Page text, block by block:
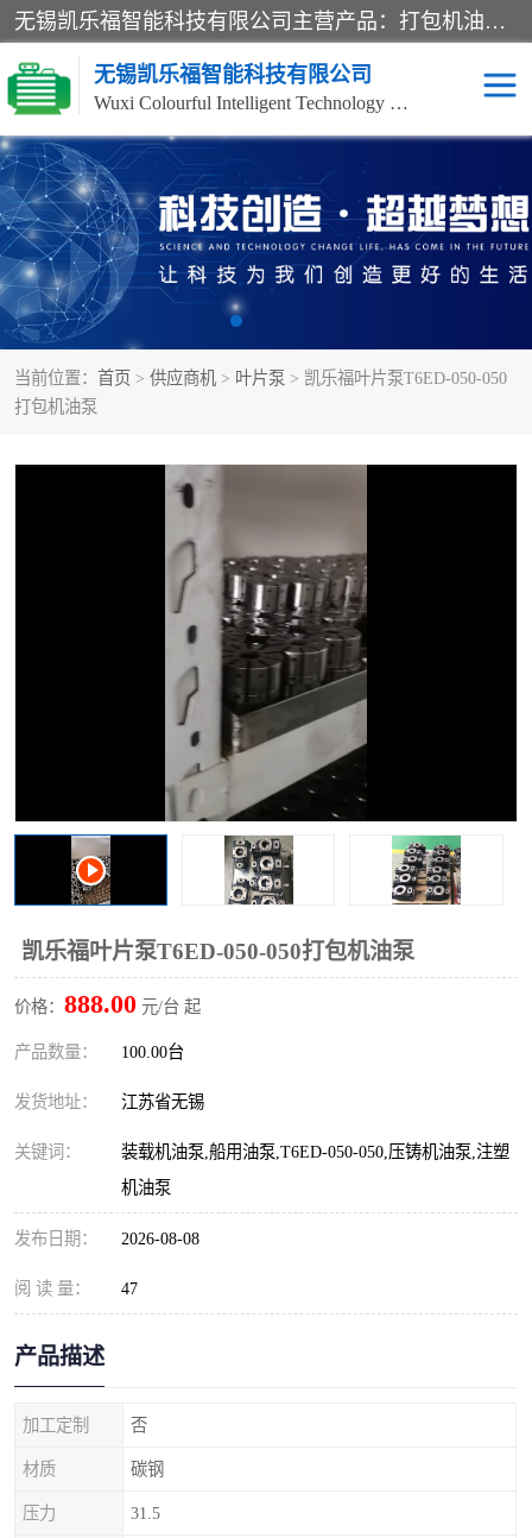
无锡凯乐福智能科技有限公司主营产品：打包机油泵、风冷式油冷却器、液压阀、液压泵、冷却器、过滤器及气动元器件。公司主导生产齿轮泵、齿轮马达、液压阀等产品。共计100多个系列、3000余种规格。覆盖了液压系统的动力元件、控制元件和执行元件，具备较强的成套供货、服务能力。
无锡凯乐福智能科技有限公司
Wuxi Colourful Intelligent Technology Co., Ltd
当前位置： 首页 > 供应商机 > 叶片泵 > 凯乐福叶片泵T6ED-050-050
打包机油泵
凯乐福叶片泵T6ED-050-050打包机油泵
价格： 888.00 元/台 起
产品数量： 100.00台
发货地址： 江苏省无锡
关键词：
装载机油泵,船用油泵,T6ED-050-050,压铸机油泵,注塑
机油泵
发布日期： 2026-08-08
阅 读 量： 47
产品描述
加工定制 否
材质 碳钢
压力 31.5
齿轮泵 机床冷却泵
风冷式油冷却器 叶片泵
液压马达
柱塞泵 方向阀
列管式油冷却器